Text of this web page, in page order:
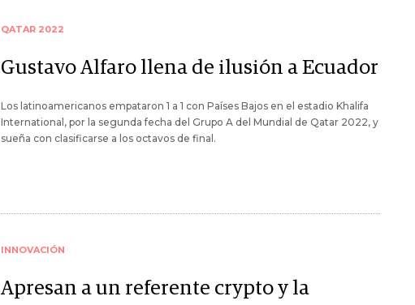
QATAR 2022
Gustavo Alfaro llena de ilusión a Ecuador
Los latinoamericanos empataron 1 a 1 con Países Bajos en el estadio Khalifa
International, por la segunda fecha del Grupo A del Mundial de Qatar 2022, y
sueña con clasificarse a los octavos de final.
INNOVACIÓN
Apresan a un referente crypto y la